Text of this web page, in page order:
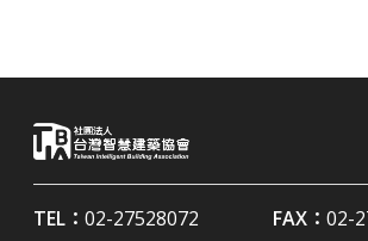
TEL： 02-27528072 FAX：02-